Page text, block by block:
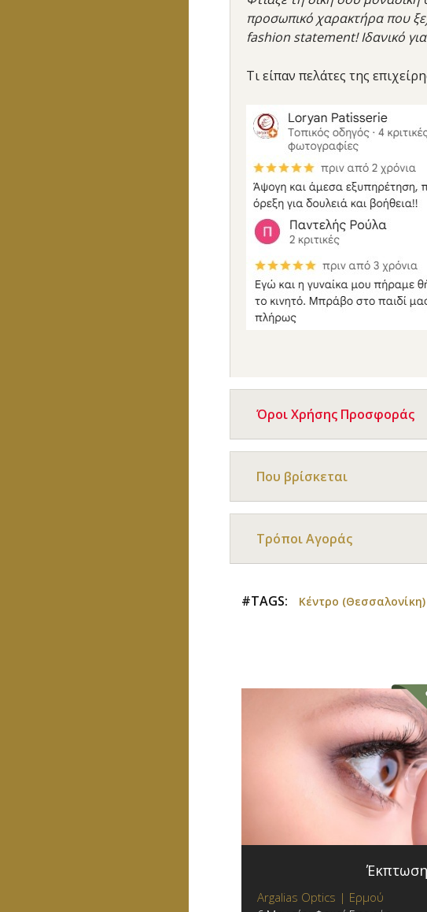
προσωπικό χαρακτήρα που
fashion statement! Ιδανικό
Τι είπαν πελάτες της
Όροι Χρήσης Προσφοράς
Που βρίσκεται
Τρόποι Αγοράς
#TAGS: Κέντρο (Θεσσαλονίκη)
Argalias Optics | Ερμού